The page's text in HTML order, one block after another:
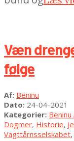
Væn
følge
2021-
04-
24
Af: Beninu
Dato: 24-04-2021
Kategorier:
Dogmer, Historie,
Vagttårnsselskabet,